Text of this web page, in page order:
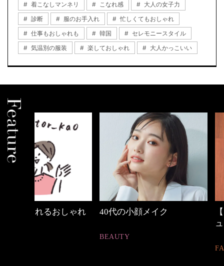
着こなしマンネリ こなれ感
大人の女子力
診断
服のお手入れ
忙しくてもおしゃれ
仕事もおしゃれも
韓国
セレモニースタイル
気温別の服装
楽しておしゃれ 大人かっこいい
40代の小顔メイク
【ワーママのきれ